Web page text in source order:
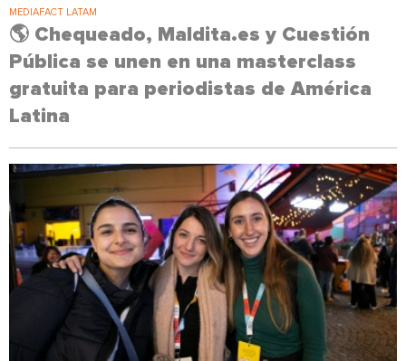
MEDIAFACT LATAM
🌎 Chequeado, Maldita.es y Cuestión
Pública se unen en una masterclass
gratuita para periodistas de América
Latina